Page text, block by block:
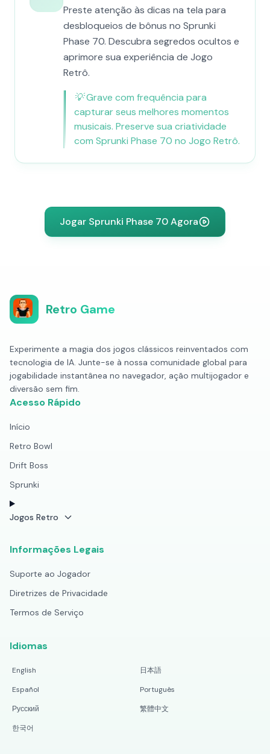
Preste atenção às dicas na tela para
desbloqueios de bônus no Sprunki
Phase 70. Descubra segredos ocultos e
aprimore sua experiência de Jogo
Retrô.
💡Grave com frequência para
capturar seus melhores momentos
musicais. Preserve sua criatividade
com Sprunki Phase 70 no Jogo Retrô.
Jogar Sprunki Phase 70 Agora
Retro Game
Experimente a magia dos jogos clássicos reinventados com
tecnologia de IA. Junte-se à nossa comunidade global para
jogabilidade instantânea no navegador, ação multijogador e
diversão sem fim.
Acesso Rápido
Início
Retro Bowl
Drift Boss
Sprunki
Jogos Retro
Informações Legais
Suporte ao Jogador
Diretrizes de Privacidade
Termos de Serviço
Idiomas
English
日本語
Español
Português
Русский
繁體中文
한국어